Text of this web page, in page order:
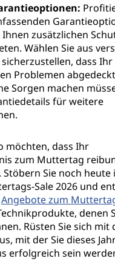
Ihnen zusätzlichen
Wählen Sie aus
dass
Problemen
Sorgen machen
für weitere
möchten, dass Ihr
zum Muttertag
Sie noch heute
Sale 2026 und
Angebote zum
denen
Rüsten Sie sich mit
mit der Sie dieses
erfolgreich sein